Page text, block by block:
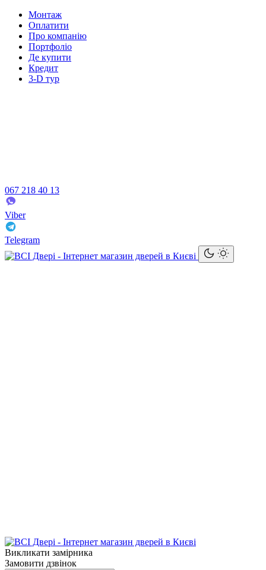
Монтаж
Оплатити
Про компанію
Портфоліо
Де купити
Кредит
3-D тур
067 218 40 13
Viber
Telegram
Викликати замірника
Замовити дзвінок